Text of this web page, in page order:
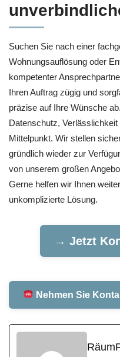
Suchen Sie nach einer
Wohnungsauflösung oder
kompetenter
Ihren Auftrag zügig und
präzise auf Ihre Wünsche
Datenschutz,
Mittelpunkt. Wir stellen
gründlich wieder zur
von unserem großen
Gerne helfen wir Ihnen
unkomplizierte Lösung.
→ Jetzt
Nehmen Sie